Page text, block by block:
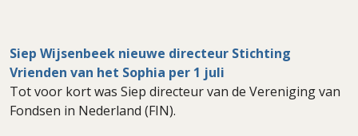
Siep Wijsenbeek nieuwe directeur Stichting
Vrienden van het Sophia per 1 juli
Tot voor kort was Siep directeur van de Vereniging van
Fondsen in Nederland (FIN).